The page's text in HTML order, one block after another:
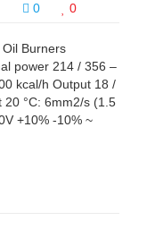
0 0
Burners
power 214 / 356 –
kcal/h Output 18 /
°C: 6mm2/s (1.5
+10% -10% ~